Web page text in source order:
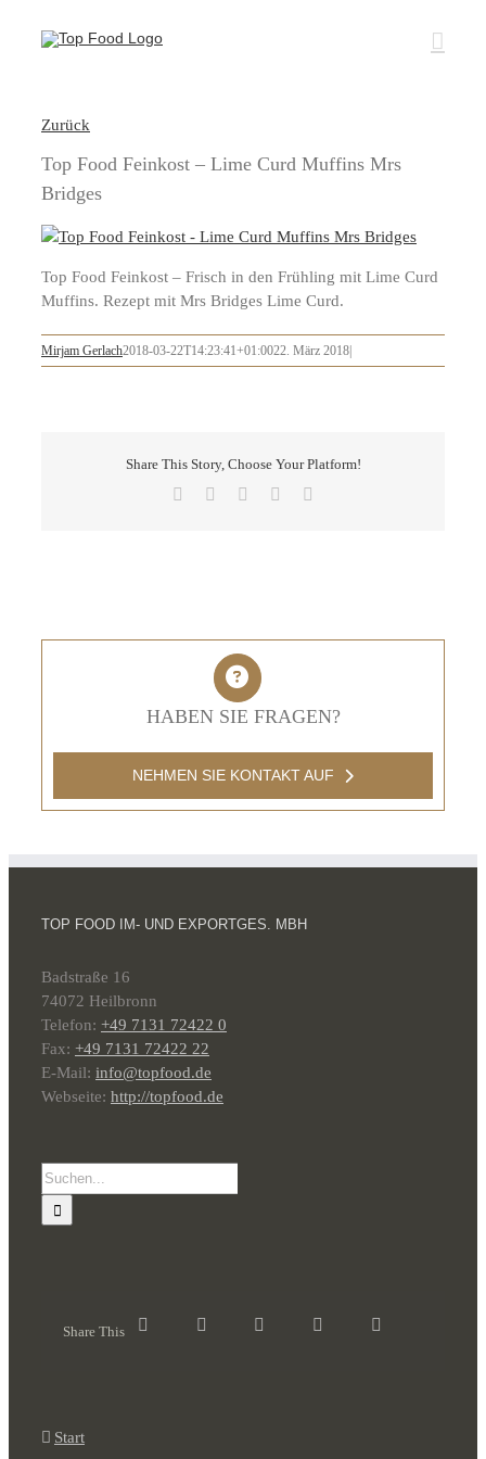
Inhalt
Zurück
Top Food Feinkost – Lime Curd Muffins Mrs
Bridges
Top Food Feinkost – Frisch in den Frühling mit Lime Curd
Muffins. Rezept mit Mrs Bridges Lime Curd.
Mirjam Gerlach2018-03-22T14:23:41+01:0022. März 2018
Share This Story, Choose Your Platform!
Facebook LinkedInPinterest
HABEN SIE FRAGEN?
NEHMEN SIE KONTAKT AUF
TOP FOOD IM- UND EXPORTGES. MBH
Badstraße 16
74072 Heilbronn
Telefon: +49 7131 72422 0
Fax: +49 7131 72422 22
E-Mail: info@topfood.de
Webseite: http://topfood.de
Suche
nach:
Share This
Start